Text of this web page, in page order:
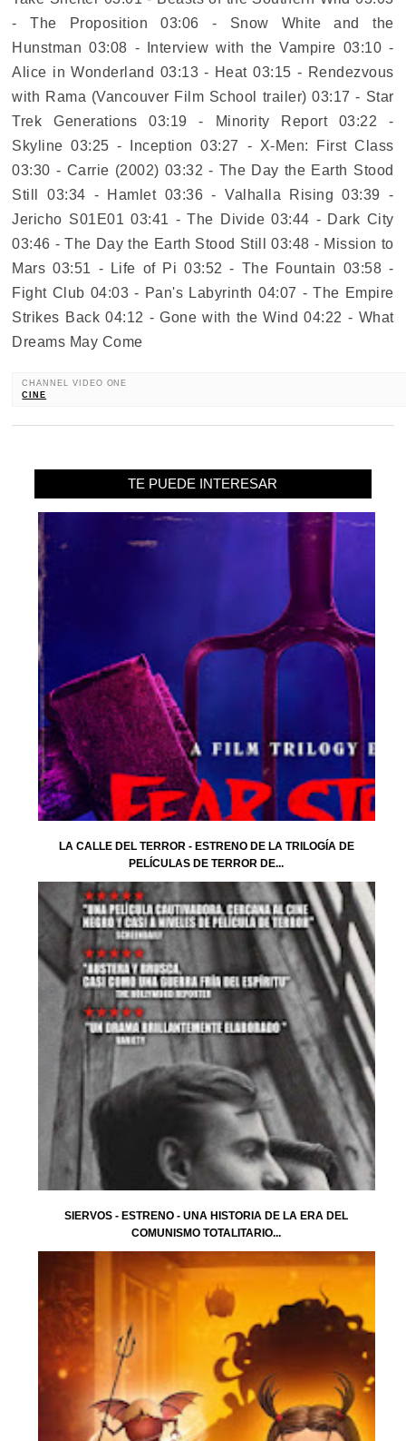
- The Proposition 03:06 - Snow White and the
Hunstman 03:08 - Interview with the Vampire 03:10 -
Alice in Wonderland 03:13 - Heat 03:15 - Rendezvous
with Rama (Vancouver Film School trailer) 03:17 - Star
Trek Generations 03:19 - Minority Report 03:22 -
Skyline 03:25 - Inception 03:27 - X-Men: First Class
03:30 - Carrie (2002) 03:32 - The Day the Earth Stood
Still 03:34 - Hamlet 03:36 - Valhalla Rising 03:39 -
Jericho S01E01 03:41 - The Divide 03:44 - Dark City
03:46 - The Day the Earth Stood Still 03:48 - Mission to
Mars 03:51 - Life of Pi 03:52 - The Fountain 03:58 -
Fight Club 04:03 - Pan's Labyrinth 04:07 - The Empire
Strikes Back 04:12 - Gone with the Wind 04:22 - What
Dreams May Come
CHANNEL VIDEO ONE
CINE
TE PUEDE INTERESAR
LA CALLE DEL TERROR - ESTRENO DE LA TRILOGÍA DE
PELÍCULAS DE TERROR DE...
SIERVOS - ESTRENO - UNA HISTORIA DE LA ERA DEL
COMUNISMO TOTALITARIO...